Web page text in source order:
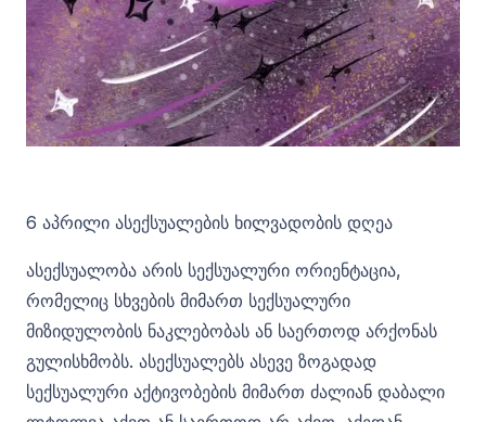
6 აპრილი ასექსუალების ხილვადობის დღეა
ასექსუალობა არის სექსუალური ორიენტაცია,
რომელიც სხვების მიმართ სექსუალური
მიზიდულობის ნაკლებობას ან საერთოდ არქონას
გულისხმობს. ასექსუალებს ასევე ზოგადად
სექსუალური აქტივობების მიმართ ძალიან დაბალი